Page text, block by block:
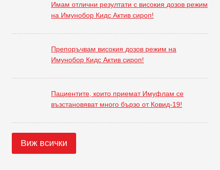
Имам отлични резултати с високия дозов режим
на Имунобор Кидс Актив сироп!
Препоръчвам високия дозов режим на
Имунобор Кидс Актив сироп!
Пациентите, които приемат Имуфлам се
възстановяват много бързо от Ковид-19!
Виж всички